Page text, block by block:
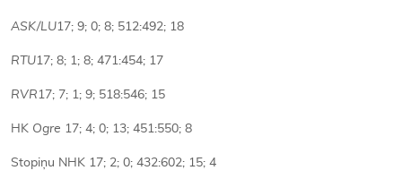
ASK/LU17; 9; 0; 8; 512:492; 18
RTU17; 8; 1; 8; 471:454; 17
RVR17; 7; 1; 9; 518:546; 15
HK Ogre 17; 4; 0; 13; 451:550; 8
Stopiņu NHK 17; 2; 0; 432:602; 15; 4